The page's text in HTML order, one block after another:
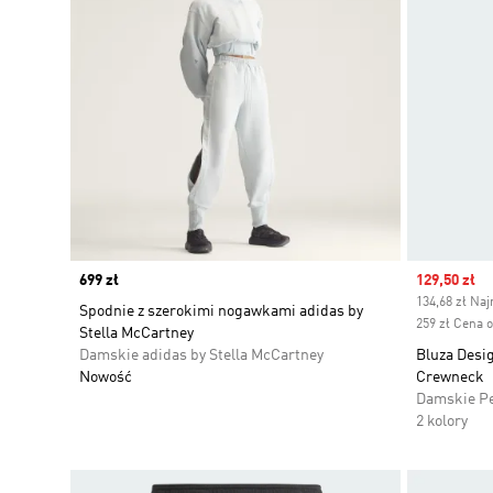
Price
699 zł
Spodnie z szerokimi nogawkami adidas by
Stella McCartney
Damskie adidas by Stella McCartney
Nowość
Sale price
129,50 zł
134,68 zł
259 zł Cena
Bluza
Crewneck
Damskie
2 kolory